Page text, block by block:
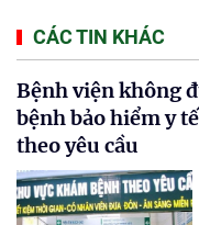
CÁC TIN KHÁC
Bệnh viện không
bệnh bảo hiểm y
theo yêu cầu